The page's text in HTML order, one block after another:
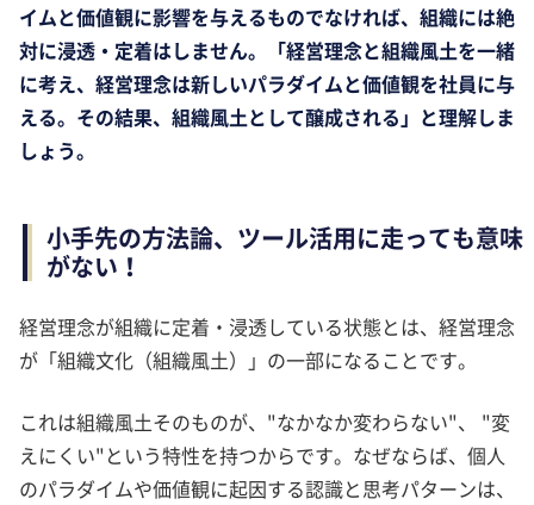
イムと価値観に影響を与えるものでなければ、組織には絶
対に浸透・定着はしません。「経営理念と組織風土を一緒
に考え、経営理念は新しいパラダイムと価値観を社員に与
える。その結果、組織風土として醸成される」と理解しま
しょう。
小手先の方法論、ツール活用に走っても意味
がない！
経営理念が組織に定着・浸透している状態とは、経営理念
が「組織文化（組織風土）」の一部になることです。
これは組織風土そのものが、"なかなか変わらない"、 "変
えにくい"という特性を持つからです。なぜならば、個人
のパラダイムや価値観に起因する認識と思考パターンは、